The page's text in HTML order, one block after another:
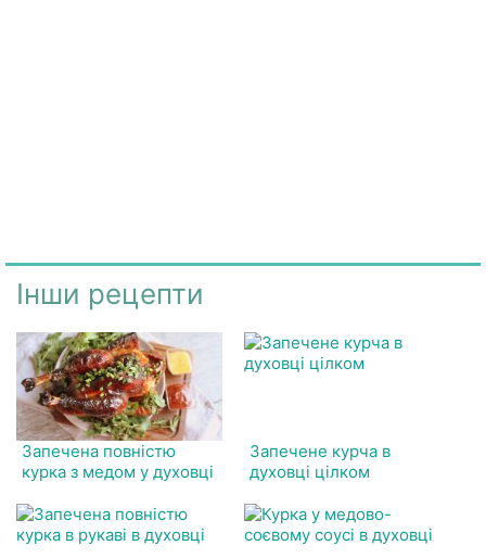
Інши рецепти
Запечена повністю
курка з медом у духовці
Запечене курча в
духовці цілком